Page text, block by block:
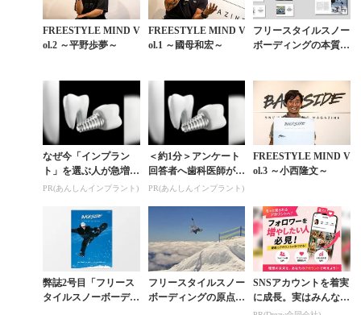
FREESTYLE MIND V
ol.2 ～平野歩夢～
FREESTYLE MIND V
ol.1 ～國母和宏～
フリースタイルスノー
ボーディングの本質
別企画】
なぜ今「インプラン
ト」を選ぶ人が急増
中？65歳以上の方は要
は驚きのリスク
PR(あんしんインプラント)
＜約1分＞アンケート
回答者へ歯科医師が監
修したガイドブックを
PR(あんしんインプラント)
FREESTYLE MIND V
ol.3 ～小西隆文～
弊誌2号目「フリース
タイルスノーボーディ
フリースタイルスノー
ボーディングの原点で
SNSアカウントを着実
に成長。実はみんなコ
コ使ってます。